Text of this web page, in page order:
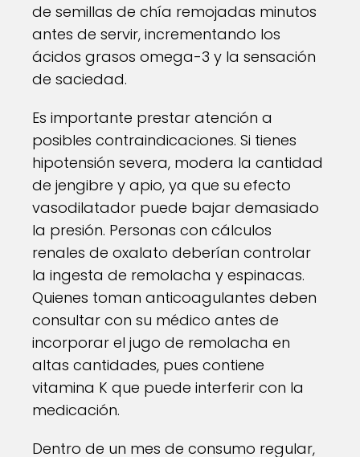
de semillas de chía remojadas minutos
antes de servir, incrementando los
ácidos grasos omega-3 y la sensación
de saciedad.
Es importante prestar atención a
posibles contraindicaciones. Si tienes
hipotensión severa, modera la cantidad
de jengibre y apio, ya que su efecto
vasodilatador puede bajar demasiado
la presión. Personas con cálculos
renales de oxalato deberían controlar
la ingesta de remolacha y espinacas.
Quienes toman anticoagulantes deben
consultar con su médico antes de
incorporar el jugo de remolacha en
altas cantidades, pues contiene
vitamina K que puede interferir con la
medicación.
Dentro de un mes de consumo regular,